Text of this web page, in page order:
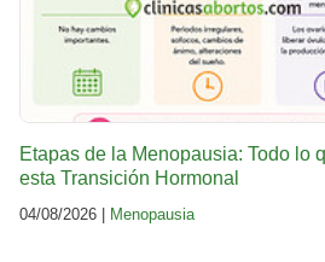
Etapas de la Menopausia: Todo lo
esta Transición Hormonal
04/08/2026 | Menopausia